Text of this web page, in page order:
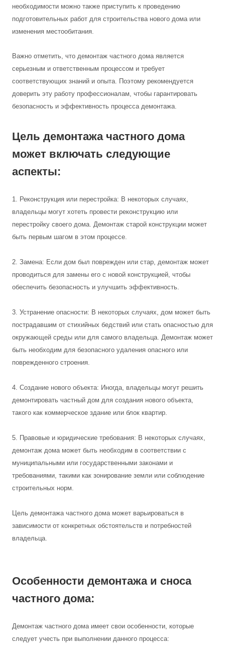
необходимости можно также приступить к проведению
подготовительных работ для строительства нового дома или
изменения местообитания.
Важно отметить, что демонтаж частного дома является
серьезным и ответственным процессом и требует
соответствующих знаний и опыта. Поэтому рекомендуется
доверить эту работу профессионалам, чтобы гарантировать
безопасность и эффективность процесса демонтажа.
Цель демонтажа частного дома
может включать следующие
аспекты:
1. Реконструкция или перестройка: В некоторых случаях,
владельцы могут хотеть провести реконструкцию или
перестройку своего дома. Демонтаж старой конструкции может
быть первым шагом в этом процессе.
2. Замена: Если дом был поврежден или стар, демонтаж может
проводиться для замены его с новой конструкцией, чтобы
обеспечить безопасность и улучшить эффективность.
3. Устранение опасности: В некоторых случаях, дом может быть
пострадавшим от стихийных бедствий или стать опасностью для
окружающей среды или для самого владельца. Демонтаж может
быть необходим для безопасного удаления опасного или
поврежденного строения.
4. Создание нового объекта: Иногда, владельцы могут решить
демонтировать частный дом для создания нового объекта,
такого как коммерческое здание или блок квартир.
5. Правовые и юридические требования: В некоторых случаях,
демонтаж дома может быть необходим в соответствии с
муниципальными или государственными законами и
требованиями, такими как зонирование земли или соблюдение
строительных норм.
Цель демонтажа частного дома может варьироваться в
зависимости от конкретных обстоятельств и потребностей
владельца.
Особенности демонтажа и сноса
частного дома:
Демонтаж частного дома имеет свои особенности, которые
следует учесть при выполнении данного процесса: